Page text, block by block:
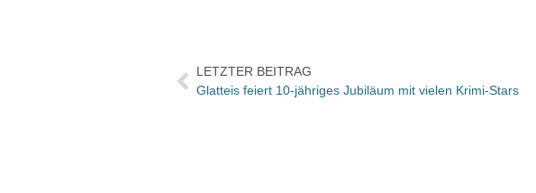
LETZTER BEITRAG
Glatteis feiert 10-jähriges Jubiläum mit vielen Krimi-Stars